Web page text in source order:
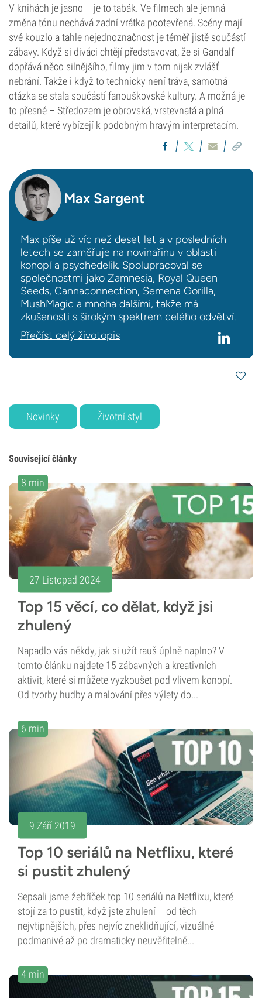
V knihách je jasno – je to tabák. Ve filmech ale jemná
změna tónu nechává zadní vrátka pootevřená. Scény mají
své kouzlo a tahle nejednoznačnost je téměř jistě součástí
zábavy. Když si diváci chtějí představovat, že si Gandalf
dopřává něco silnějšího, filmy jim v tom nijak zvlášť
nebrání. Takže i když to technicky není tráva, samotná
otázka se stala součástí fanouškovské kultury. A možná je
to přesné – Středozem je obrovská, vrstevnatá a plná
detailů, které vybízejí k podobným hravým interpretacím.
Max Sargent
Max píše už víc než deset let a v posledních
letech se zaměřuje na novinařinu v oblasti
konopí a psychedelik. Spolupracoval se
společnostmi jako Zamnesia, Royal Queen
Seeds, Cannaconnection, Semena Gorilla,
MushMagic a mnoha dalšími, takže má
zkušenosti s širokým spektrem celého odvětví.
Přečíst celý životopis
Novinky Životní styl
Související články
8 min
27 Listopad 2024
Top 15 věcí, co dělat, když jsi
zhulený
Napadlo vás někdy, jak si užít rauš úplně naplno? V
tomto článku najdete 15 zábavných a kreativních
aktivit, které si můžete vyzkoušet pod vlivem konopí.
Od tvorby hudby a malování přes výlety do...
6 min
9 Září 2019
Top 10 seriálů na Netflixu, které
si pustit zhulený
Sepsali jsme žebříček top 10 seriálů na Netflixu, které
stojí za to pustit, když jste zhulení – od těch
nejvtipnějších, přes nejvíc zneklidňující, vizuálně
podmanivé až po dramaticky neuvěřitelně...
4 min